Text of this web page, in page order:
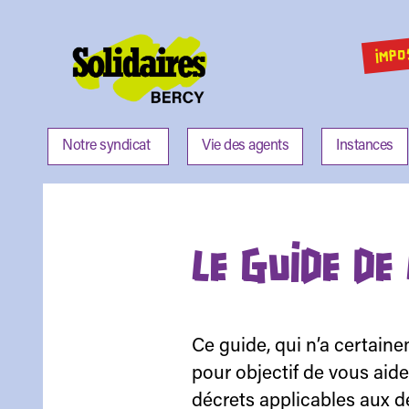
BercyNotre syndicat Vie des agents Instances
LE GUIDE
Ce guide, qui n’a
pour objectif de vous
décrets applicables aux